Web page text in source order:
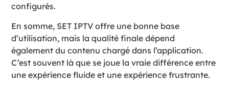
configurés.
En somme, SET IPTV offre une bonne base
d’utilisation, mais la qualité finale dépend
également du contenu chargé dans l’application.
C’est souvent là que se joue la vraie différence entre
une expérience fluide et une expérience frustrante.